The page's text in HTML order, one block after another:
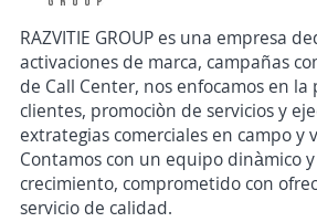
RAZVITIE GROUP es una empresa
activaciones de marca, campañas
de Call Center, nos enfocamos en la
clientes, promociòn de servicios y
extrategias comerciales en campo y
Contamos con un equipo dinàmico
crecimiento, comprometido con
servicio de calidad.